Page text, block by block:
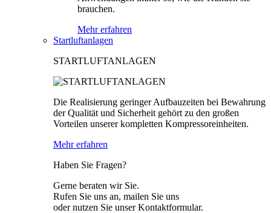
brauchen.
Mehr erfahren
Startluftanlagen
STARTLUFTANLAGEN
Die Realisierung geringer Aufbauzeiten bei Bewahrung
der Qualität und Sicherheit gehört zu den großen
Vorteilen unserer kompletten Kompressoreinheiten.
Mehr erfahren
Haben Sie Fragen?
Gerne beraten wir Sie.
Rufen Sie uns an, mailen Sie uns
oder nutzen Sie unser Kontaktformular.